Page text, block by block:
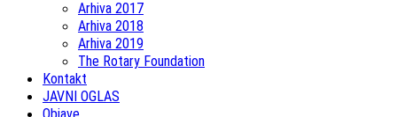
Arhiva 2017
Arhiva 2018
Arhiva 2019
The Rotary Foundation
Kontakt
JAVNI OGLAS